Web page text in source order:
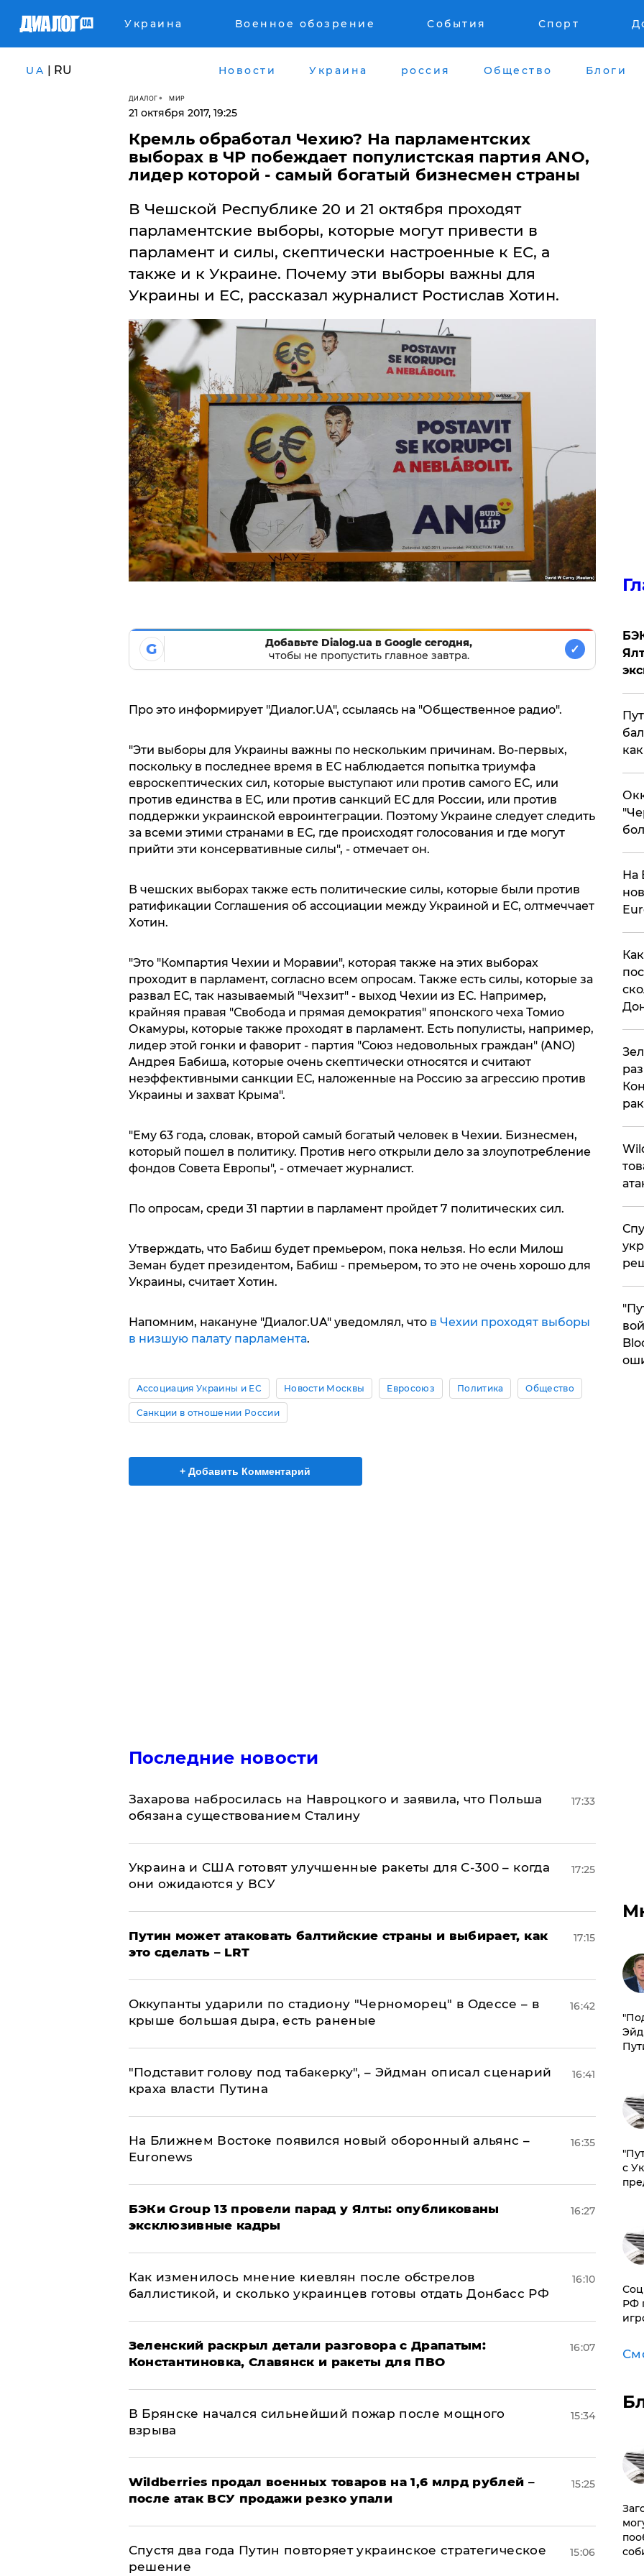
Украина Военное обозрение События Спорт
UA | RU Новости Украина россия Общество Блоги
ДИАЛОГ МИР
21 октября 2017, 19:25
Кремль обработал Чехию? На парламентских
выборах в ЧР побеждает популистская партия ANO,
лидер которой - самый богатый бизнесмен страны
В Чешской Республике 20 и 21 октября проходят
парламентские выборы, которые могут привести в
парламент и силы, скептически настроенные к ЕС, а
также и к Украине. Почему эти выборы важны для
Украины и ЕС, рассказал журналист Ростислав Хотин.
G
Добавьте Dialog.ua в Google сегодня,
чтобы не пропустить главное завтра.
✓
Про это информирует "Диалог.UA", ссылаясь на "Общественное радио".
"Эти выборы для Украины важны по нескольким причинам. Во-первых,
поскольку в последнее время в ЕС наблюдается попытка триумфа
евроскептических сил, которые выступают или против самого ЕС, или
против единства в ЕС, или против санкций ЕС для России, или против
поддержки украинской евроинтеграции. Поэтому Украине следует следить
за всеми этими странами в ЕС, где происходят голосования и где могут
прийти эти консервативные силы", - отмечает он.
В чешских выборах также есть политические силы, которые были против
ратификации Соглашения об ассоциации между Украиной и ЕС, олтмеччает
Хотин.
"Это "Компартия Чехии и Моравии", которая также на этих выборах
проходит в парламент, согласно всем опросам. Также есть силы, которые за
развал ЕС, так называемый "Чехзит" - выход Чехии из ЕС. Например,
крайняя правая "Свобода и прямая демократия" японского чеха Томио
Окамуры, которые также проходят в парламент. Есть популисты, например,
лидер этой гонки и фаворит - партия "Союз недовольных граждан" (ANO)
Андрея Бабиша, которые очень скептически относятся и считают
неэффективными санкции ЕС, наложенные на Россию за агрессию против
Украины и захват Крыма".
"Ему 63 года, словак, второй самый богатый человек в Чехии. Бизнесмен,
который пошел в политику. Против него открыли дело за злоупотребление
фондов Совета Европы", - отмечает журналист.
По опросам, среди 31 партии в парламент пройдет 7 политических сил.
Утверждать, что Бабиш будет премьером, пока нельзя. Но если Милош
Земан будет президентом, Бабиш - премьером, то это не очень хорошо для
Украины, считает Хотин.
Напомним, накануне "Диалог.UA" уведомлял, что в Чехии проходят выборы
в низшую палату парламента.
Ассоциация Украины и ЕС Новости Москвы Евросоюз Политика Общество
Санкции в отношении России
+ Добавить Комментарий
Последние новости
​Захарова набросилась на Навроцкого и заявила, что Польша
обязана существованием Сталину
17:33
Украина и США готовят улучшенные ракеты для С-300 – когда
они ожидаются у ВСУ
17:25
Путин может атаковать балтийские страны и выбирает, как
это сделать – LRT
17:15
Оккупанты ударили по стадиону "Черноморец" в Одессе – в
крыше большая дыра, есть раненые
16:42
​"Подставит голову под табакерку", – Эйдман описал сценарий
краха власти Путина
16:41
На Ближнем Востоке появился новый оборонный альянс –
Euronews
16:35
​БЭКи Group 13 провели парад у Ялты: опубликованы
эксклюзивные кадры
16:27
Как изменилось мнение киевлян после обстрелов
баллистикой, и сколько украинцев готовы отдать Донбасс РФ
16:10
​Зеленский раскрыл детали разговора с Драпатым:
Константиновка, Славянск и ракеты для ПВО
16:07
В Брянске начался сильнейший пожар после мощного
взрыва
15:34
​Wildberries продал военных товаров на 1,6 млрд рублей –
после атак ВСУ продажи резко упали
15:25
Спустя два года Путин повторяет украинское стратегическое
решение
15:06
На
с
РФ